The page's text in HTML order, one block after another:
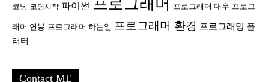
코딩 코딩시작 파이썬 프로그래머 프로그래머 대우 프로그
래머 연봉 프로그래머 하는일 프로그래머 환경 프로그래밍 플
러터
Contact ME